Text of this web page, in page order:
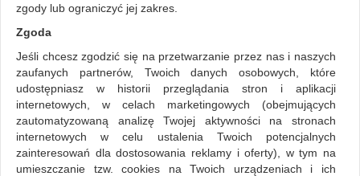
zgody lub ograniczyć jej zakres.
Zgoda
Jeśli chcesz zgodzić się na przetwarzanie przez nas i naszych
zaufanych partnerów, Twoich danych osobowych, które
udostępniasz w historii przeglądania stron i aplikacji
internetowych, w celach marketingowych (obejmujących
zautomatyzowaną analizę Twojej aktywności na stronach
internetowych w celu ustalenia Twoich potencjalnych
zainteresowań dla dostosowania reklamy i oferty), w tym na
umieszczanie tzw. cookies na Twoich urządzeniach i ich